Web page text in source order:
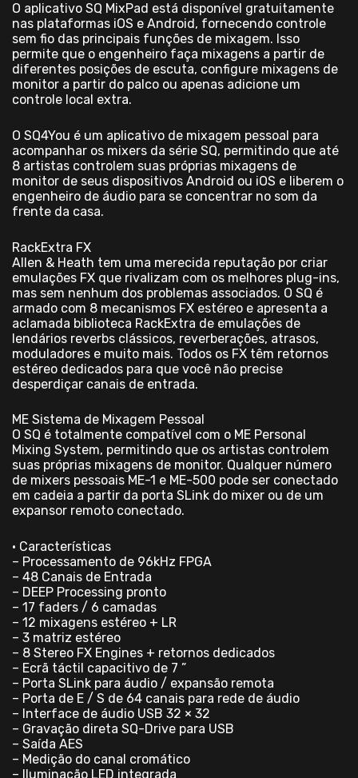
O aplicativo SQ MixPad está disponível gratuitamente
nas plataformas iOS e Android, fornecendo controle
sem fio das principais funções de mixagem. Isso
permite que o engenheiro faça mixagens a partir de
diferentes posições de escuta, configure mixagens de
monitor a partir do palco ou apenas adicione um
controle local extra.
O SQ4You é um aplicativo de mixagem pessoal para
acompanhar os mixers da série SQ, permitindo que até
8 artistas controlem suas próprias mixagens de
monitor de seus dispositivos Android ou iOS e liberem o
engenheiro de áudio para se concentrar no som da
frente da casa.
RackExtra FX
Allen & Heath tem uma merecida reputação por criar
emulações FX que rivalizam com os melhores plug-ins,
mas sem nenhum dos problemas associados. O SQ é
armado com 8 mecanismos FX estéreo e apresenta a
aclamada biblioteca RackExtra de emulações de
lendários reverbs clássicos, reverberações, atrasos,
moduladores e muito mais. Todos os FX têm retornos
estéreo dedicados para que você não precise
desperdiçar canais de entrada.
ME Sistema de Mixagem Pessoal
O SQ é totalmente compatível com o ME Personal
Mixing System, permitindo que os artistas controlem
suas próprias mixagens de monitor. Qualquer número
de mixers pessoais ME-1 e ME-500 pode ser conectado
em cadeia a partir da porta SLink do mixer ou de um
expansor remoto conectado.
• Características
– Processamento de 96kHz FPGA
– 48 Canais de Entrada
– DEEP Processing pronto
– 17 faders / 6 camadas
– 12 mixagens estéreo + LR
– 3 matriz estéreo
– 8 Stereo FX Engines + retornos dedicados
– Ecrã táctil capacitivo de 7 ”
– Porta SLink para áudio / expansão remota
– Porta de E / S de 64 canais para rede de áudio
– Interface de áudio USB 32 × 32
– Gravação direta SQ-Drive para USB
– Saída AES
– Medição do canal cromático
– Iluminação LED integrada